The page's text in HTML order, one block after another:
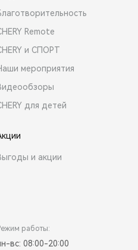
Remote
и СПОРТ
мероприятия
для детей
и акции
работы:
вс: 08:00-20:00